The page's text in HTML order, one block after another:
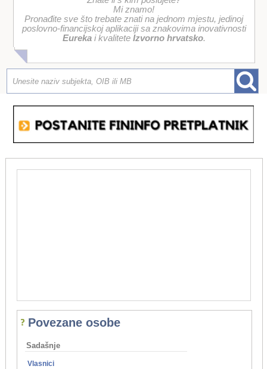
Mi znamo!
Pronađite sve što trebate znati na jednom mjestu, jedinoj
poslovno-financijskoj aplikaciji sa znakovima inovativnosti
Eurekai kvalitete Izvorno hrvatsko.
Povezane osobe
Sadašnje
Vlasnici